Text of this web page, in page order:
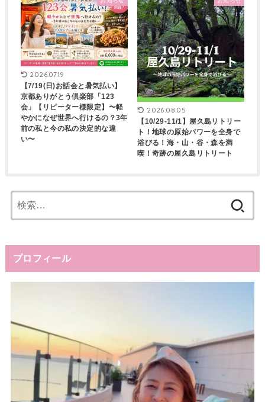
2026.07.19
【7/19(日)お話会と暑気払い】
京都ありがとう倶楽部「123
会」【リピーター様限定】〜軽
やかになぜ世界へ行けるの？3年
前の私と今の私の決定的な違
い〜
2026.08.05
【10/29-11/1】屋久島リトリー
ト！地球の原始パワーを全身で
浴びる！海・山・谷・森を満
喫！奇跡の屋久島リトリート
索:
プロフィール